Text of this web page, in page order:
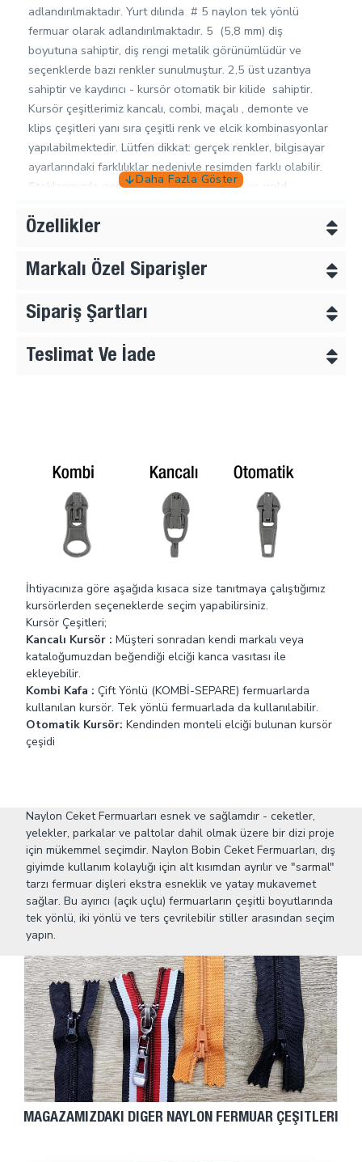
adlandırılmaktadır. Yurt dılında # 5 naylon tek yönlü
fermuar olarak adlandırılmaktadır. 5 (5,8 mm) diş
boyutuna sahiptir, diş rengi metalik görünümlüdür ve
seçenklerde bazı renkler sunulmuştur. 2,5 üst uzantıya
sahiptir ve kaydırıcı - kursör otomatik bir kilide sahiptir.
Kursör çeşitlerimiz kancalı, combi, maçalı , demonte ve
klips çeşitleri yanı sıra çeşitli renk ve elcik kombinasyonlar
yapılabilmektedir. Lütfen dikkat: gerçek renkler, bilgisayar
ayarlarındaki farklılıklar nedeniyle resimden farklı olabilir.
Stoklarımızda genellikle nikel , black nikel ve gold
seçeneklerde sunulmuştur. Farklı renk ve uzunluk
Kursör Çeşitleri;
Kursör otomatik bir kilide sahiptir
Kancalı Kursör : Müşteri sonradan kendi markalı veya
kataloğumuzdan beğendiği elciği kanca vasıtası ile
Demonte :Müşteri sonradan kendi markalı veya
alttan da açabilir. Bu tip fermuarlar genellikle
yağmurluklarda, montlarda, yatak kılıflarında, spor giyimde
ve uyku tulumlarında kullanılır
Maçalı Kursör :
Kancalı kursörden farklı olarak burada
kanca kısım elcik üzerinde bulunmaktadır. Müşteri kendi
Özellikler
Markalı Özel Siparişler
Sipariş Şartları
Teslimat Ve İade
İhtiyacınıza göre aşağıda kısaca size tanıtmaya çalıştığımız
kursörlerden seçeneklerde seçim yapabilirsiniz.
Kursör Çeşitleri;
Kancalı Kursör : Müşteri sonradan kendi markalı veya
kataloğumuzdan beğendiği elciği kanca vasıtası ile
ekleyebilir.
Kombi Kafa : Çift Yönlü (KOMBİ-SEPARE) fermuarlarda
kullanılan kursör. Tek yönlü fermuarlada da kullanılabilir.
Otomatik Kursör: Kendinden monteli elciği bulunan kursör
çeşidi
Naylon Ceket Fermuarları esnek ve sağlamdır - ceketler,
yelekler, parkalar ve paltolar dahil olmak üzere bir dizi proje
için mükemmel seçimdir. Naylon Bobin Ceket Fermuarları, dış
giyimde kullanım kolaylığı için alt kısımdan ayrılır ve "sarmal"
tarzı fermuar dişleri ekstra esneklik ve yatay mukavemet
sağlar. Bu ayırıcı (açık uçlu) fermuarların çeşitli boyutlarında
tek yönlü, iki yönlü ve ters çevrilebilir stiller arasından seçim
yapın.
MAĞAZAMIZDAKI DIĞER NAYLON FERMUAR ÇEŞITLERI